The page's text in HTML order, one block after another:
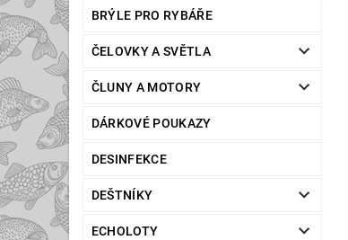
BRÝLE PRO RYBÁŘE
ČELOVKY A SVĚTLA
ČLUNY A MOTORY
DÁRKOVÉ POUKAZY
DESINFEKCE
DEŠTNÍKY
ECHOLOTY